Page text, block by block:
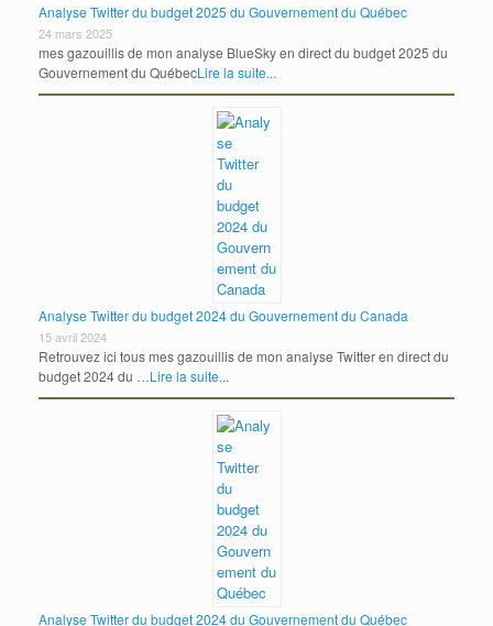
Analyse Twitter du budget 2025 du Gouvernement du Québec
24 mars 2025
mes gazouillis de mon analyse BlueSky en direct du budget 2025 du
Gouvernement du QuébecLire la suite...
Analyse Twitter du budget 2024 du Gouvernement du Canada
15 avril 2024
Retrouvez ici tous mes gazouillis de mon analyse Twitter en direct du
budget 2024 du …Lire la suite...
Analyse Twitter du budget 2024 du Gouvernement du Québec